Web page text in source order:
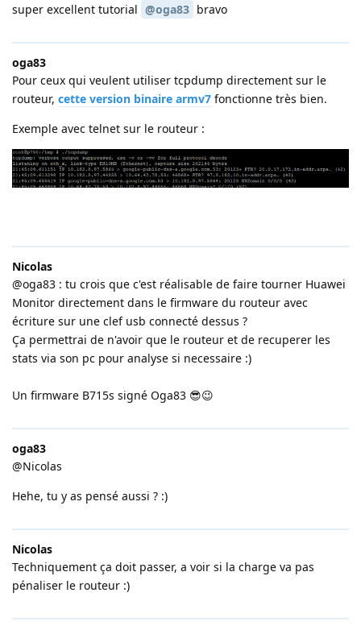
super excellent tutorial @oga83 bravo
oga83
Pour ceux qui veulent utiliser tcpdump directement sur le
routeur, cette version binaire armv7 fonctionne très bien.
Exemple avec telnet sur le routeur :
Nicolas
@oga83 : tu crois que c'est réalisable de faire tourner Huawei
Monitor directement dans le firmware du routeur avec
écriture sur une clef usb connecté dessus ?
Ça permettrai de n'avoir que le routeur et de recuperer les
stats via son pc pour analyse si necessaire :)
Un firmware B715s signé Oga83 😎😉
oga83
@Nicolas
Hehe, tu y as pensé aussi ? :)
Nicolas
Techniquement ça doit passer, a voir si la charge va pas
pénaliser le routeur :)